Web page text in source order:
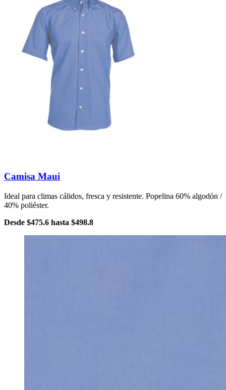
Camisa Maui
Ideal para climas cálidos, fresca y resistente. Popelina 60% algodón /
40% poliéster.
Desde $475.6 hasta $498.8